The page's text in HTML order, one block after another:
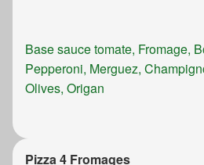
Base sauce tomate, Fromage,
Pepperoni, Merguez,
Olives, Origan
Pizza 4 Fromages